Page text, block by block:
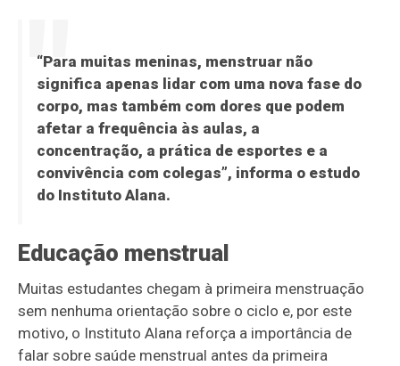
“Para muitas meninas, menstruar não
significa apenas lidar com uma nova fase do
corpo, mas também com dores que podem
afetar a frequência às aulas, a
concentração, a prática de esportes e a
convivência com colegas”, informa o estudo
do Instituto Alana.
Educação menstrual
Muitas estudantes chegam à primeira menstruação
sem nenhuma orientação sobre o ciclo e, por este
motivo, o Instituto Alana reforça a importância de
falar sobre saúde menstrual antes da primeira